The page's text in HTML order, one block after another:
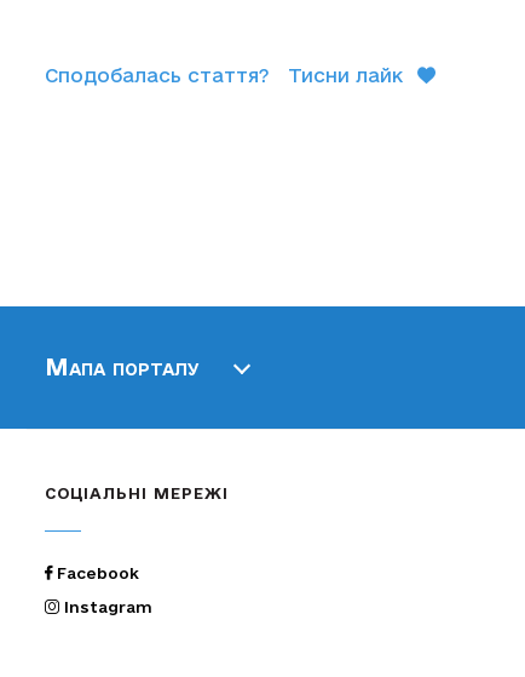
Сподобалась стаття? Тисни лайк
Мапа порталу
СОЦІАЛЬНІ МЕРЕЖІ
Facebook
Instagram